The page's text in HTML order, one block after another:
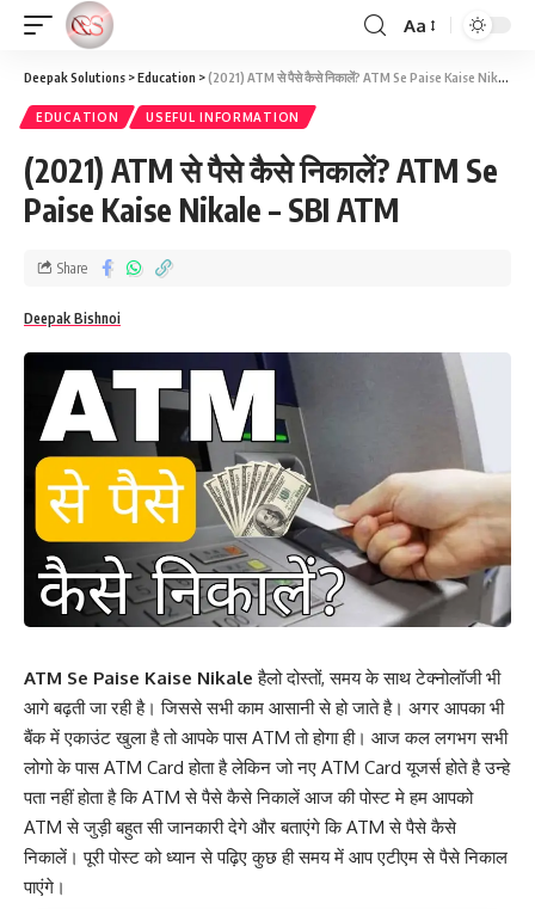
Aa
Deepak Solutions >Education >(2021) ATM से पैसे कैसे निकालें? ATM Se Paise Kaise Nikale – SBI ATM
EDUCATION USEFUL INFORMATION
(2021) ATM से पैसे कैसे निकालें? ATM Se
Paise Kaise Nikale – SBI ATM
Deepak Bishnoi
Share
ATM Se Paise Kaise Nikale हैलो दोस्तों, समय के साथ टेक्नोलॉजी भी
आगे बढ़ती जा रही है। जिससे सभी काम आसानी से हो जाते है। अगर आपका भी
बैंक में एकाउंट खुला है तो आपके पास ATM तो होगा ही। आज कल लगभग सभी
लोगो के पास ATM Card होता है लेकिन जो नए ATM Card यूजर्स होते है उन्हे
पता नहीं होता है कि ATM से पैसे कैसे निकालें आज की पोस्ट मे हम आपको
ATM से जुड़ी बहुत सी जानकारी देगे और बताएंगे कि ATM से पैसे कैसे
निकालें। पूरी पोस्ट को ध्यान से पढ़िए कुछ ही समय में आप एटीएम से पैसे निकाल
पाएंगे।